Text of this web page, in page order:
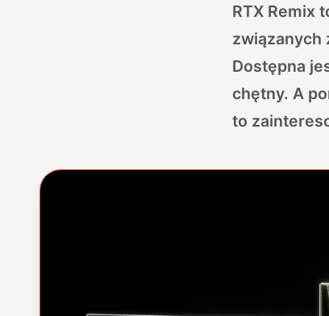
RTX Remix
związanych
Dostępna
chętny. A
to